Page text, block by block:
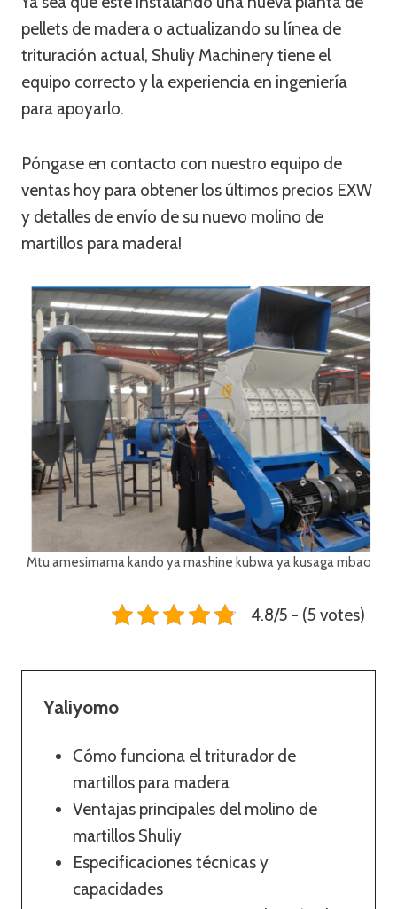
pellets de madera o actualizando su línea de
trituración actual, Shuliy Machinery tiene el
equipo correcto y la experiencia en ingeniería
para apoyarlo.
Póngase en contacto con nuestro equipo de
ventas hoy para obtener los últimos precios EXW
y detalles de envío de su nuevo molino de
martillos para madera!
Mtu amesimama kando ya mashine kubwa ya kusaga mbao
4.8/5 - (5 votes)
Yaliyomo
Cómo funciona el triturador de
martillos para madera
Ventajas principales del molino de
martillos Shuliy
Especificaciones técnicas y
capacidades